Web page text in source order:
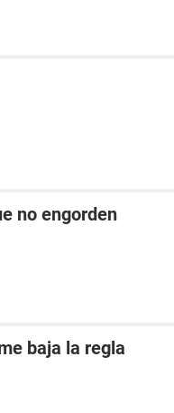
no engorden
baja la regla